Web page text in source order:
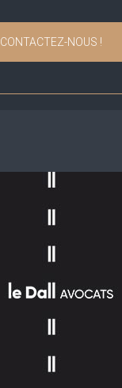
CONTACTEZ-NOUS !